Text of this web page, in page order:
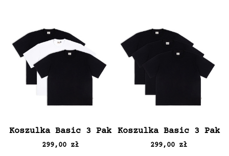
Koszulka Basic 3 Pak
299,00 zł
Koszulka Basic 3 Pak
299,00 zł